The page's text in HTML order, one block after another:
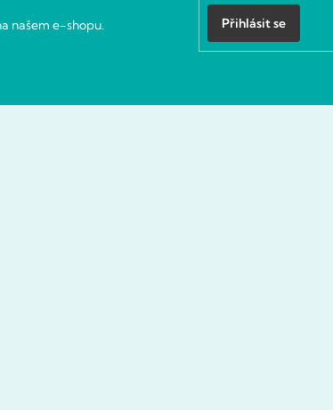
našem e-shopu. Přihlásit se